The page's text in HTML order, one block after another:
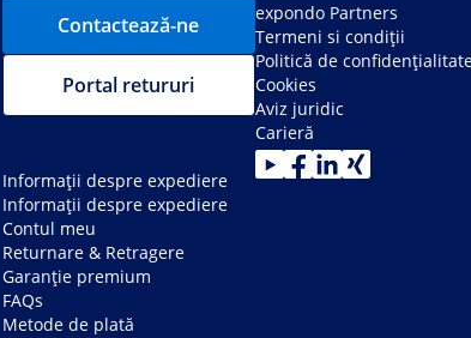
Contactează-ne
Portal retururi
Informații despre expediere
Informații despre expediere
Contul meu
Returnare & Retragere
Garanție premium
FAQs
Metode de plată
expondo Partners
Termeni si condiții
Politică de
Cookies
Aviz juridic
Carieră